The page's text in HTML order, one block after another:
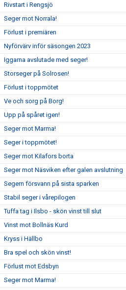
Rivstart i Rengsjö
Seger mot Norrala!
Förlust i premiären
Nyförvärv inför säsongen 2023
Iggarna avslutade med seger!
Storseger på Solrosen!
Förlust i toppmötet
Ve och sorg på Borg!
Upp på spåret igen!
Seger mot Marma!
Seger i toppmötet!
Seger mot Kilafors borta
Seger mot Näsviken efter galen avslutning
Segern försvann på sista sparken
Stabil seger i vårepilogen
Tuffa tag i Ilsbo - skön vinst till slut
Vinst mot Bollnäs Kurd
Kryss i Hällbo
Bra spel och skön vinst!
Förlust mot Edsbyn
Seger mot Marma!